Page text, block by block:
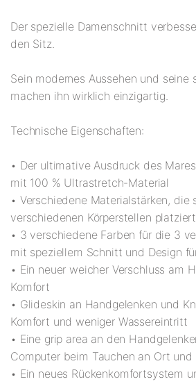
Der spezielle Damenschnitt
den Sitz.
Sein modernes Aussehen und seine
machen ihn wirklich einzigartig.
Technische Eigenschaften:
• Der ultimative Ausdruck des
mit 100 % Ultrastretch-Material
• Verschiedene Materialstärken, die
verschiedenen Körperstellen
• 3 verschiedene Farben für die 3
mit speziellem Schnitt und Design
• Ein neuer weicher Verschluss am
Komfort
• Glideskin an Handgelenken und
Komfort und weniger Wassereintritt
• Eine grip area an den
Computer beim Tauchen an Ort
• Ein neues Rückenkomfortsystem